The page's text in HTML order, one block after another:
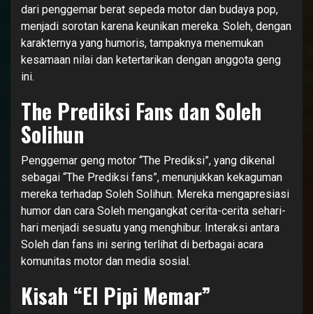
dari penggemar berat sepeda motor dan budaya pop,
menjadi sorotan karena keunikan mereka. Soleh, dengan
karakternya yang humoris, tampaknya menemukan
kesamaan nilai dan ketertarikan dengan anggota geng
ini.
The Prediksi Fans dan Soleh
Solihun
Penggemar geng motor “The Prediksi”, yang dikenal
sebagai “The Prediksi fans”, menunjukkan kekaguman
mereka terhadap Soleh Solihun. Mereka mengapresiasi
humor dan cara Soleh mengangkat cerita-cerita sehari-
hari menjadi sesuatu yang menghibur. Interaksi antara
Soleh dan fans ini sering terlihat di berbagai acara
komunitas motor dan media sosial.
Kisah “El Pipi Memar”